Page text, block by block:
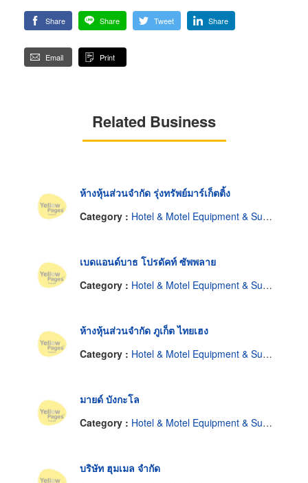
Share Share Tweet Share
Email Print
Related Business
ห้างหุ้นส่วนจำกัด รุ่งทรัพย์มาร์เก็ตติ้ง
Category : Hotel & Motel Equipment & Supplies
เบดแอนด์บาธ โปรดัคท์ ซัพพลาย
Category : Hotel & Motel Equipment & Supplies
ห้างหุ้นส่วนจำกัด ภูเก็ต ไทยเฮง
Category : Hotel & Motel Equipment & Supplies
มายด์ บังกะโล
Category : Hotel & Motel Equipment & Supplies
บริษัท ฮุมเมล จำกัด